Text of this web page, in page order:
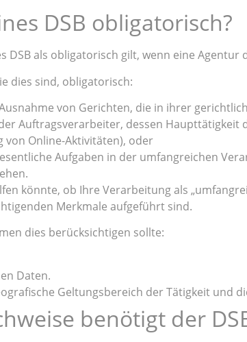
DSB obligatorisch?
DSB als obligatorisch gilt, wenn eine
dies sind, obligatorisch:
von Gerichten, die in ihrer
Auftragsverarbeiter, dessen
von Online-Aktivitäten), oder
Aufgaben in der umfangreichen
könnte, ob Ihre Verarbeitung als
Merkmale aufgeführt sind.
dies berücksichtigen sollte:
Daten.
Geltungsbereich der Tätigkeit und
benötigt der